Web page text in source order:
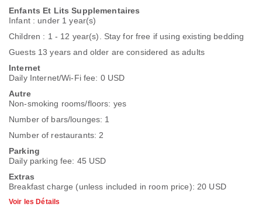
Enfants Et Lits Supplementaires
Infant : under 1 year(s)
Children : 1 - 12 year(s). Stay for free if using existing bedding
Guests 13 years and older are considered as adults
Internet
Daily Internet/Wi-Fi fee: 0 USD
Autre
Non-smoking rooms/floors: yes
Number of bars/lounges: 1
Number of restaurants: 2
Parking
Daily parking fee: 45 USD
Extras
Breakfast charge (unless included in room price): 20 USD
Voir les Détails